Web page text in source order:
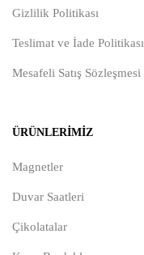
Gizlilik Politikası
Teslimat ve İade Politikası
Mesafeli Satış Sözleşmesi
ÜRÜNLERIMIZ
Magnetler
Duvar Saatleri
Çikolatalar